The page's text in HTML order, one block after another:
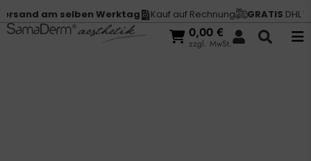
am selben Werktag Kauf auf Rechnung GRATISDHL
0,00 €
zzgl. MwSt.